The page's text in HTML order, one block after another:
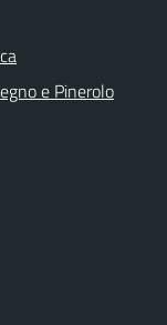
e Pinerolo